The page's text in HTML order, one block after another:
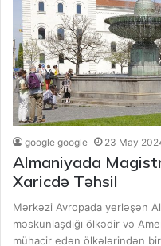
google google 23 May
Almaniyada
Xaricdə Təhsil
Mərkəzi Avropada yerləşən
məskunlaşdığı ölkədir və
mühacir edən ölkələrindən